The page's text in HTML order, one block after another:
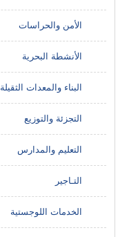
الأمن والحراسات
الأنشطة البحرية
البناء والمعدات الثقيلة
التجزئة والتوزيع
التعليم والمدارس
التـاجير
الخدمات اللوجستية